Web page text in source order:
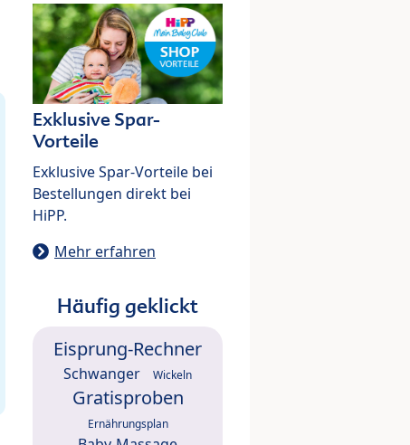
Exklusive Spar-
Vorteile
Exklusive Spar-Vorteile bei
Bestellungen direkt bei
HiPP.
Mehr erfahren
Häufig geklickt
Eisprung-Rechner
Schwanger Wickeln
Gratisproben
Ernährungsplan